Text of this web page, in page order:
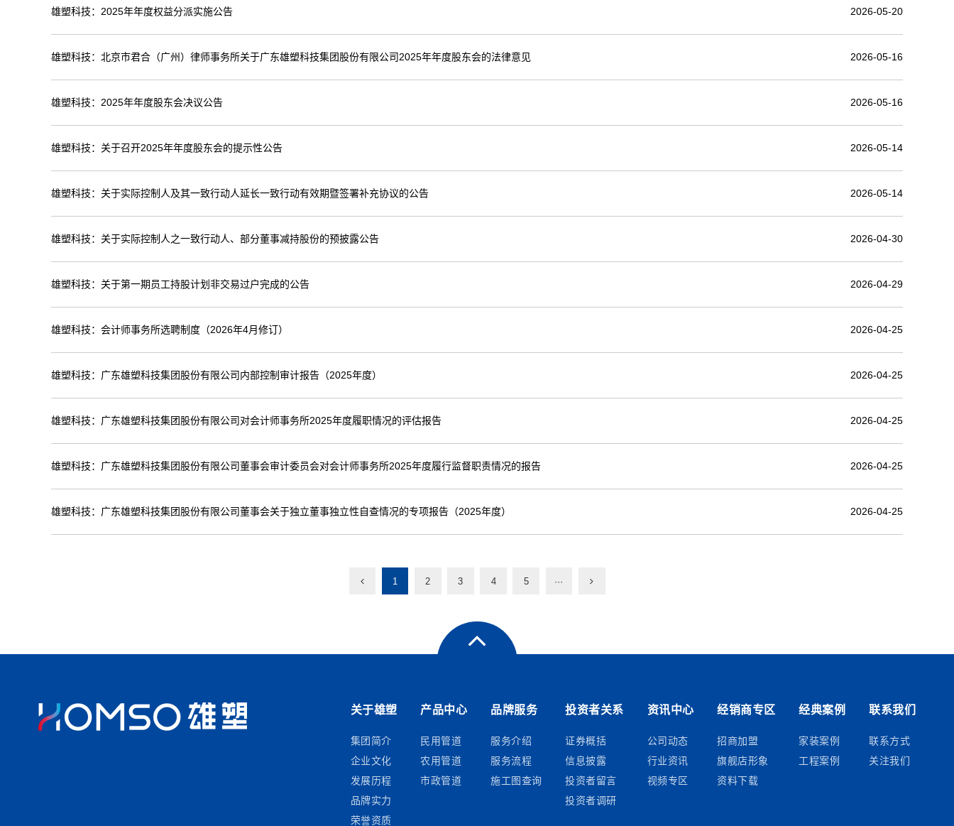
雄塑科技：2025年年度权益分派实施公告 2026-05-20
雄塑科技：北京市君合（广州）律师事务所关于广东雄塑科技集团股份有限公司2025年年度股东会的法律意见 2026-05-16
雄塑科技：2025年年度股东会决议公告 2026-05-16
雄塑科技：关于召开2025年年度股东会的提示性公告 2026-05-14
雄塑科技：关于实际控制人及其一致行动人延长一致行动有效期暨签署补充协议的公告 2026-05-14
雄塑科技：关于实际控制人之一致行动人、部分董事减持股份的预披露公告 2026-04-30
雄塑科技：关于第一期员工持股计划非交易过户完成的公告 2026-04-29
雄塑科技：会计师事务所选聘制度（2026年4月修订） 2026-04-25
雄塑科技：广东雄塑科技集团股份有限公司内部控制审计报告（2025年度） 2026-04-25
雄塑科技：广东雄塑科技集团股份有限公司对会计师事务所2025年度履职情况的评估报告 2026-04-25
雄塑科技：广东雄塑科技集团股份有限公司董事会审计委员会对会计师事务所2025年度履行监督职责情况的报告 2026-04-25
雄塑科技：广东雄塑科技集团股份有限公司董事会关于独立董事独立性自查情况的专项报告（2025年度） 2026-04-25
1 2 3 4 5 ···
关于雄塑
集团简介
企业文化
发展历程
品牌实力
荣誉资质
产品中心
民用管道
农用管道
市政管道
品牌服务
服务介绍
服务流程
施工图查询
投资者关系
证券概括
信息披露
投资者留言
投资者调研
资讯中心
公司动态
行业资讯
视频专区
经销商专区
招商加盟
旗舰店形象
资料下载
经典案例
家装案例
工程案例
联系我们
联系方式
关注我们